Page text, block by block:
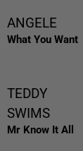
ANGELE
What You Want
TEDDY
SWIMS
Mr Know It All